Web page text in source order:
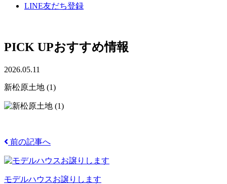
LINE友だち登録
PICK UPおすすめ情報
2026.05.11
新松原土地 (1)
前の記事へ
モデルハウスお譲りします